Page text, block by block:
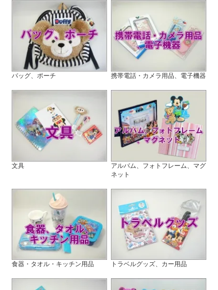
バッグ、ポーチ 携帯電話・カメラ用品、電子機器
文具
アルバム、フォトフレーム、マグ
ネット
食器・タオル・キッチン用品 トラベルグッズ、カー用品